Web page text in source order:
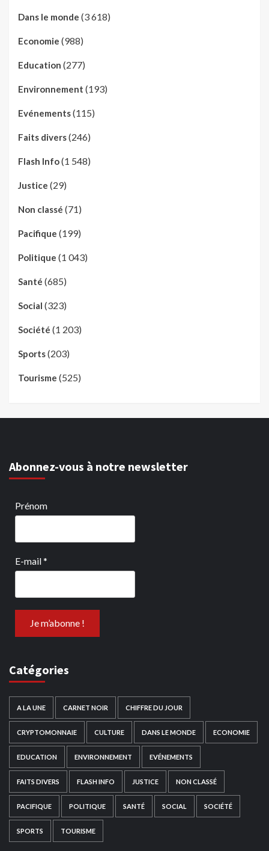
Dans le monde (3 618)
Economie (988)
Education (277)
Environnement (193)
Evénements(115)
Faits divers(246)
Flash Info(1 548)
Justice (29)
Non classé (71)
Pacifique (199)
Politique (1 043)
Santé (685)
Social (323)
Société (1 203)
Sports(203)
Tourisme (525)
Abonnez-vous à notre newsletter
Prénom
E-mail*
Catégories
A LA UNE CARNET NOIR CHIFFRE DU JOUR
CRYPTOMONNAIE CULTURE DANS LE MONDE ECONOMIE
EDUCATION ENVIRONNEMENT EVÉNEMENTS
FAITS DIVERS FLASH INFO JUSTICE NON CLASSÉ
PACIFIQUE POLITIQUE SANTÉ SOCIAL SOCIÉTÉ
SPORTS TOURISME